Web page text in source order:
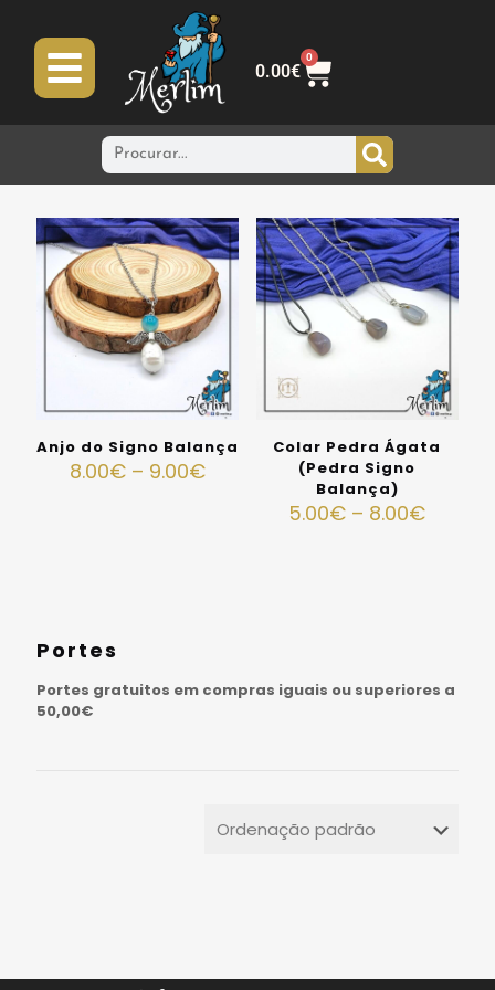
0.00€
0
Anjo do Signo Balança
8.00€ – 9.00€
Colar Pedra Ágata
(Pedra Signo
Balança)
5.00€ – 8.00€
Portes
Portes gratuitos em compras iguais ou superiores a
50,00€